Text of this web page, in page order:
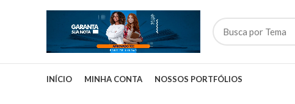
INÍCIO MINHA CONTA NOSSOS PORTFÓLIOS